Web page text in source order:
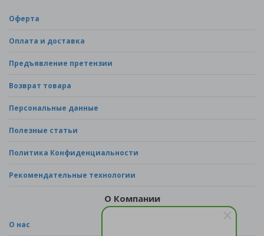
Оферта
Оплата и доставка
Предъявление претензии
Возврат товара
Персональные данные
Полезные статьи
Политика Конфиденциальности
Рекомендательные технологии
О Компании
О нас